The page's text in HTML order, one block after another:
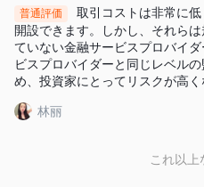
MCGのデメリット:
- 非規制のステータス：MCGは
す。規制機関によって通常提供
アントはリスクに直面する可能性
- アクセスできないウェブサイト
ーカーの信頼性と安定性に疑問
普通評価
取引コストは非常に
開設できます。しかし、それら
ていない金融サービスプロバイ
ビスプロバイダーと同じレベル
め、投資家にとってリスクが高
林丽
これ以上